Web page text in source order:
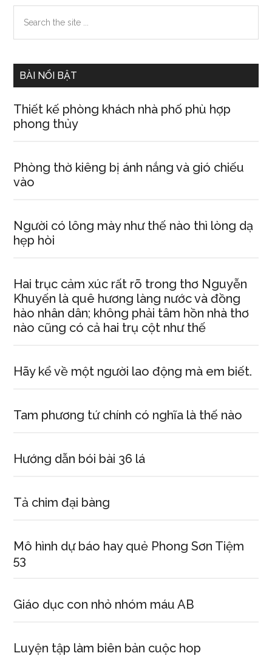
thấy
giao
hoan
Primary
Sidebar
the
BÀI NỔI BẬT
Thiết kế phòng khách nhà phố phù hợp
phong thủy
Phòng thờ kiêng bị ánh nắng và gió chiếu
vào
Người có lông mày như thế nào thì lòng dạ
hẹp hòi
Hai trục cảm xúc rất rõ trong thơ Nguyễn
Khuyến là quê hương làng nước và đồng
hào nhân dân; không phải tâm hồn nhà thơ
nào cũng có cả hai trụ cột như thế
Hãy kể về một người lao động mà em biết.
Tam phương tứ chính có nghĩa là thế nào
Hướng dẫn bói bài 36 lá
Tả chim đại bàng
Mô hình dự báo hay quẻ Phong Sơn Tiệm
53
Giáo dục con nhỏ nhóm máu AB
Luyện tập làm biên bản cuộc hop